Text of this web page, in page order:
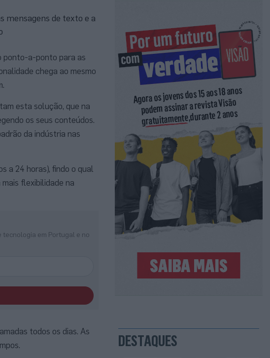
mensagens de texto e a
ponto-a-ponto para as
chega ao mesmo
esta solução, que na
os seus conteúdos.
da indústria nas
a 24 horas), findo o qual
flexibilidade na
tecnologia em Portugal e no
todos os dias. As
DESTAQUES